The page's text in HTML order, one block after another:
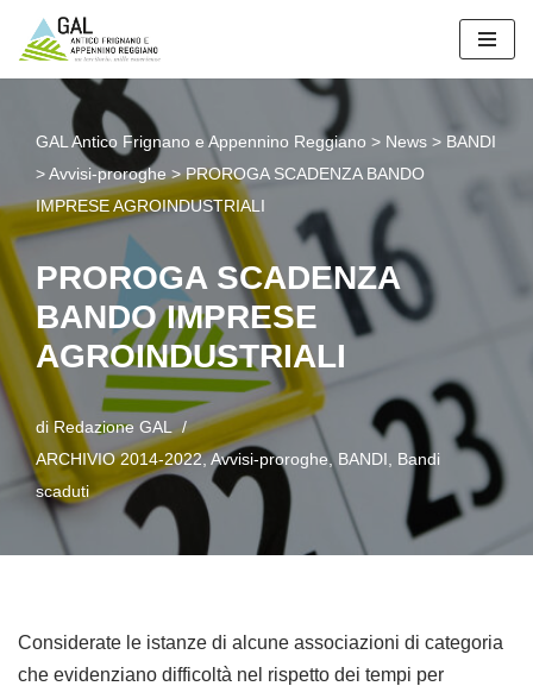
Vai
contenuto
GAL Antico Frignano e Appennino Reggiano > News > BANDI
>Avvisi-proroghe>PROROGA SCADENZA BANDO
IMPRESE AGROINDUSTRIALI
PROROGA SCADENZA
BANDO IMPRESE
AGROINDUSTRIALI
diRedazione GAL
ARCHIVIO 2014-2022,Avvisi-proroghe, BANDI
Bandi
scaduti
Considerate le istanze di alcune associazioni di categoria
che evidenziano difficoltà nel rispetto dei tempi per